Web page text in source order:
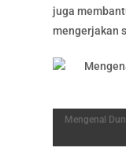
juga
mengerjakan
Mengenal